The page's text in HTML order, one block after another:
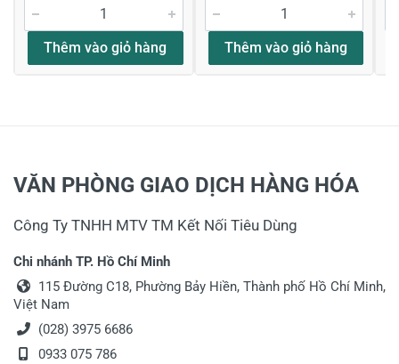
Thêm vào giỏ hàng Thêm vào giỏ hàng
VĂN PHÒNG GIAO DỊCH HÀNG HÓA
Công Ty TNHH MTV TM Kết Nối Tiêu Dùng
Chi nhánh TP. Hồ Chí Minh
115 Đường C18, Phường Bảy Hiền, Thành phố Hồ Chí Minh,
Việt Nam
(028) 3975 6686
0933 075 786